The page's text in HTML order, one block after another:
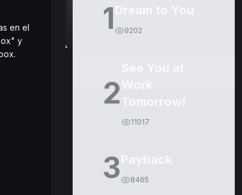
en el
y
1 9202
2
11017
3 8465